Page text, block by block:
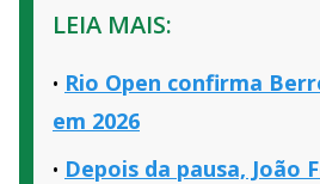
LEIA MAIS:
Rio Open confirma
em 2026
Depois da pausa, João